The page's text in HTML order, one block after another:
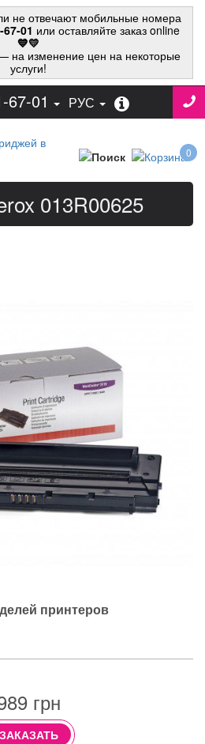
не отвечают мобильные номера
01 или оставляйте заказ online
💙💛
на изменение цен на некоторые
услуги!
67-01 РУС
0
013R00625
принтеров
грн
ЗАКАЗАТЬ